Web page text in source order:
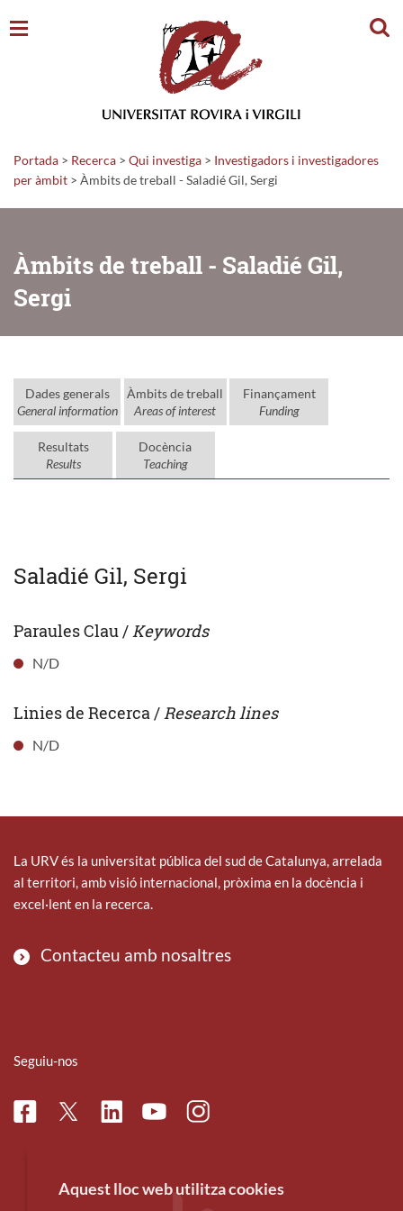
Portada > Recerca > Qui investiga > Investigadors i investigadores
per àmbit > Àmbits de treball - Saladié Gil, Sergi
Àmbits de treball - Saladié Gil,
Sergi
Dades generals
General information
Àmbits de treball
Areas of interest
Finançament
Funding
Resultats
Results
Docència
Teaching
Saladié Gil, Sergi
Paraules Clau / Keywords
N/D
Linies de Recerca / Research lines
N/D
La URV és la universitat pública del sud de Catalunya, arrelada
al territori, amb visió internacional, pròxima en la docència i
excel·lent en la recerca.
Contacteu amb nosaltres
Seguiu-nos
FacebookTwitterLinkedinYoutubeInstagram
Aquest lloc web utilitza cookies